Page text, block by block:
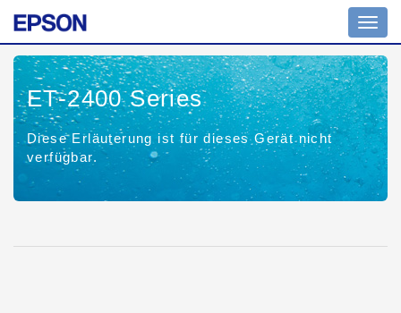
ET-2400 Series
Diese Erläuterung ist für dieses Gerät nicht
verfügbar.